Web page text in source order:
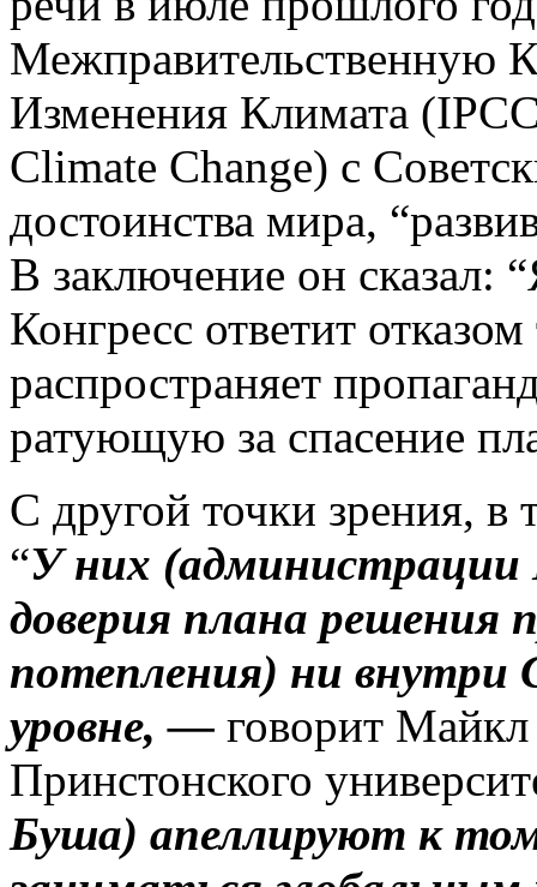
Межправительственную
Изменения Климата
Climate Change) с
достоинства мира,
В заключение он сказал:
Конгресс ответит
распространяет
ратующую за спасение
С другой точки зрения, в
“У них
доверия плана решения
потепления) ни
уровне, — говорит
Принстонского
Буша) апеллируют к